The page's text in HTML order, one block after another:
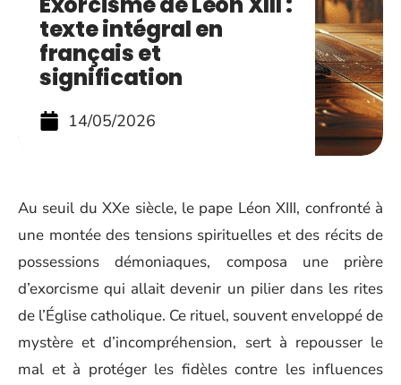
texte intégral en
français et
signification
14/05/2026
Au seuil du XXe siècle, le pape Léon XIII, confronté à
une montée des tensions spirituelles et des récits de
possessions démoniaques, composa une prière
d’exorcisme qui allait devenir un pilier dans les rites
de l’Église catholique. Ce rituel, souvent enveloppé de
mystère et d’incompréhension, sert à repousser le
mal et à protéger les fidèles contre les influences